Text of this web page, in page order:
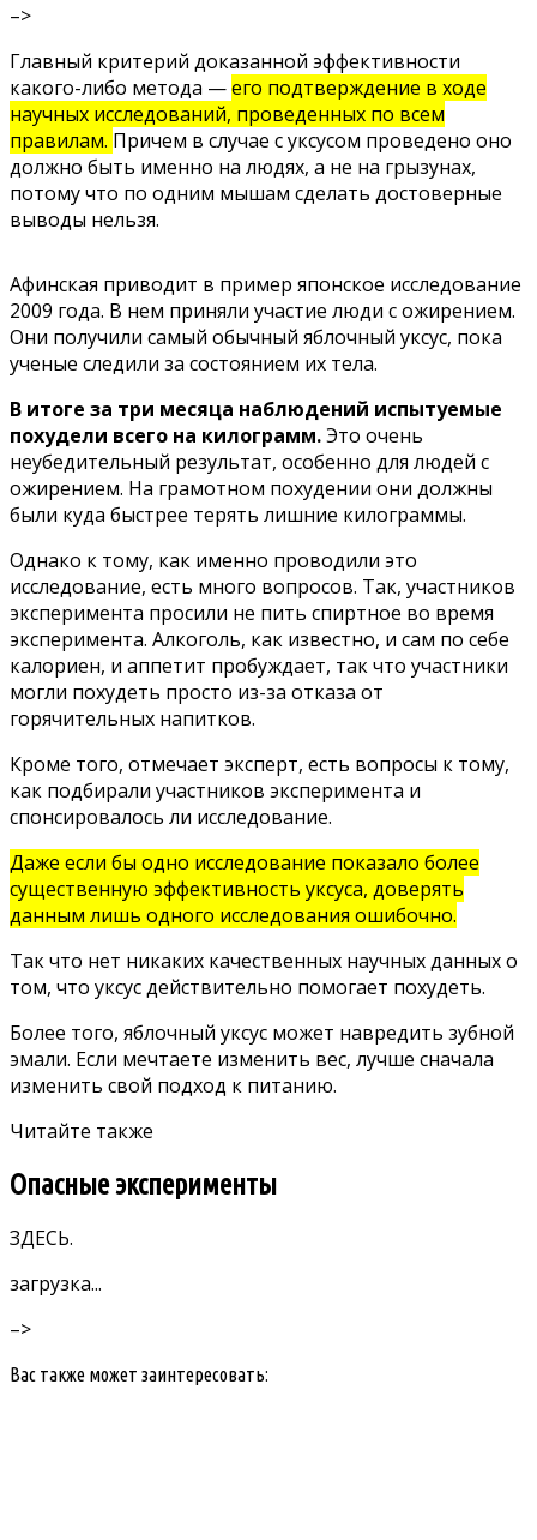
–>
Главный критерий доказанной эффективности
какого-либо метода —его подтверждение в ходе
научных исследований, проведенных по всем
правилам. Причем в случае с уксусом проведено оно
должно быть именно на людях, а не на грызунах,
потому что по одним мышам сделать достоверные
выводы нельзя.
Афинская приводит в пример японское исследование
2009 года. В нем приняли участие люди с ожирением.
Они получили самый обычный яблочный уксус, пока
ученые следили за состоянием их тела.
В итоге за три месяца наблюдений испытуемые
похудели всего на килограмм.Это очень
неубедительный результат, особенно для людей с
ожирением. На грамотном похудении они должны
были куда быстрее терять лишние килограммы.
Однако к тому, как именно проводили это
исследование, есть много вопросов. Так, участников
эксперимента просили не пить спиртное во время
эксперимента. Алкоголь, как известно, и сам по себе
калориен, и аппетит пробуждает, так что участники
могли похудеть просто из-за отказа от
горячительных напитков.
Кроме того, отмечает эксперт, есть вопросы к тому,
как подбирали участников эксперимента и
спонсировалось ли исследование.
Даже если бы одно исследование показало более
существенную эффективность уксуса, доверять
данным лишь одного исследования ошибочно.
Так что нет никаких качественных научных данных о
том, что уксус действительно помогает похудеть.
Более того, яблочный уксус может навредить зубной
эмали. Если мечтаете изменить вес, лучше сначала
изменить свой подход к питанию.
Читайте также
Опасные эксперименты
ЗДЕСЬ.
загрузка...
–>
Вас также может заинтересовать: